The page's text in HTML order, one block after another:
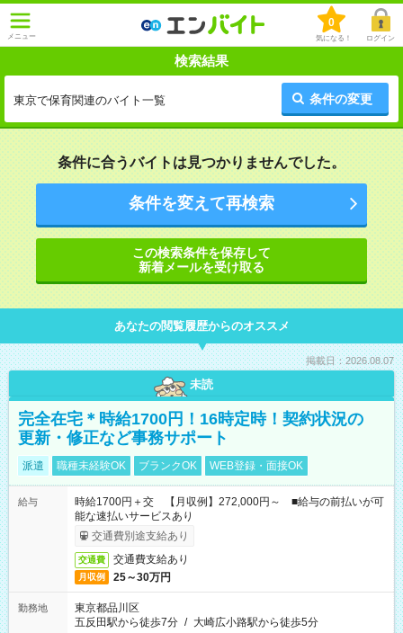
メニュー
0
気になる！ ログイン
検索結果
東京で保育関連のバイト一覧 条件の変更
条件に合うバイトは見つかりませんでした。
条件を変えて再検索
この検索条件を保存して
新着メールを受け取る
あなたの閲覧履歴からのオススメ
掲載日：2026.08.07
未読
完全在宅＊時給1700円！16時定時！契約状況の
更新・修正など事務サポート
派遣 職種未経験OK ブランクOK WEB登録・面接OK
給与
時給1700円＋交 【月収例】272,000円～ ■給与の前払いが可
能な速払いサービスあり
交通費別途支給あり
交通費 交通費支給あり
月収例 25～30万円
勤務地
東京都品川区
五反田駅から徒歩7分 / 大崎広小路駅から徒歩5分